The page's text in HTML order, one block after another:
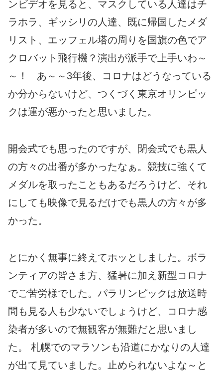
ンビデオを見ると、マスクしている人達はチ
ラホラ、ギッシリの人達、既に帰国したメダ
リスト、エッフェル塔の周りを国旗の色でア
クロバット飛行機？演出が派手で上手いわ～
～！ あ～～3年後、コロナはどうなっている
か分からないけど、つくづく東京オリンピッ
クは運が悪かったと思いました。
開会式でも思ったのですが、閉会式でも黒人
の方々の出番が多かったなぁ。競技に強くて
メダルを取ったこともあるだろうけど、それ
にしても映像で見るだけでも黒人の方々が多
かった。
とにかく無事に終えてホッとしました。ボラ
ンティアの皆さま方、猛暑に加え新型コロナ
でご苦労様でした。パラリンピックは放送時
間も見る人も少ないでしょうけど、コロナ感
染者が多いので無観客が無難だと思いまし
た。 札幌でのマラソンも沿道にかなりの人達
が出て見ていました。止められないよな～と